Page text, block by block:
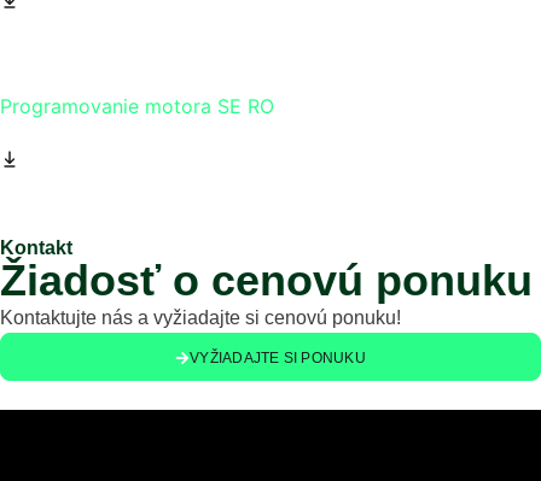
Programovanie motora SE RO
Kontakt
Žiadosť o cenovú ponuku
Kontaktujte nás a vyžiadajte si cenovú ponuku!
VYŽIADAJTE SI PONUKU